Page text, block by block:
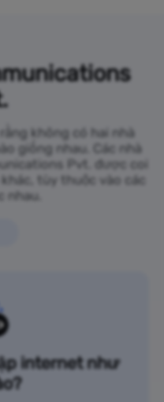
không có hai nhà
giống nhau. Các nhà
Pvt. được coi
tùy thuộc vào các
nhau.
internet như